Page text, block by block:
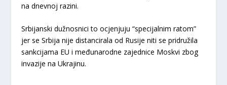
na dnevnoj razini.
Srbijanski dužnosnici to ocjenjuju “specijalnim ratom”
jer se Srbija nije distancirala od Rusije niti se pridružila
sankcijama EU i međunarodne zajednice Moskvi zbog
invazije na Ukrajinu.